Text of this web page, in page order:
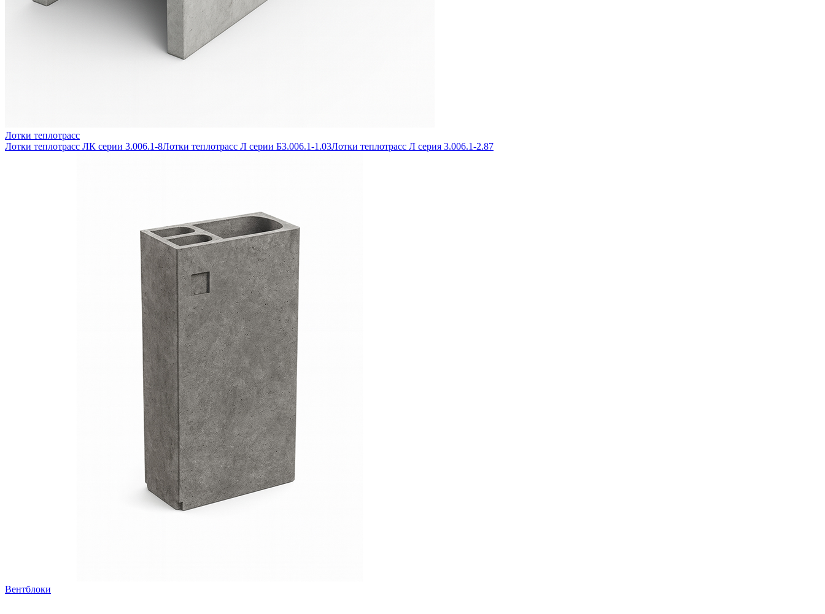
Лотки теплотрасс
Лотки теплотрасс ЛК серии 3.006.1-8Лотки теплотрасс Л серии Б3.006.1-1.03Лотки теплотрасс Л серия 3.006.1-2.87
Вентблоки